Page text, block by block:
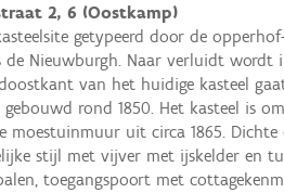
2, 6 (Oostkamp)
getypeerd door de
de Nieuwburgh. Naar verluidt
van het huidige kasteel
rond 1850. Het kasteel is
moestuinmuur uit circa 1865.
stijl met vijver met ijskelder en
toegangspoort met